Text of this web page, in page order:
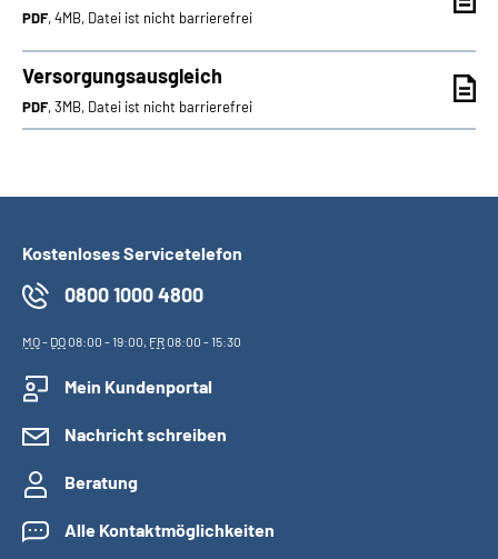
PDF, 4MB, Datei ist nicht barrierefrei
Versorgungsausgleich
PDF, 3MB, Datei ist nicht barrierefrei
Kostenloses Servicetelefon
0800 1000 4800
MO- DO08:00 - 19:00, FR08:00 - 15:30
Mein Kundenportal
Nachricht schreiben
Beratung
Alle Kontaktmöglichkeiten